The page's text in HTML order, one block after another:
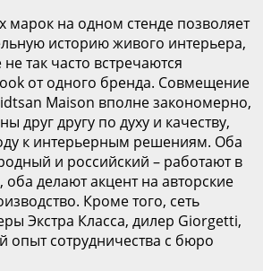
марок на одном стенде позволяет
историю живого интерьера,
так часто встречаются
от одного бренда. Совмещение
Maison вполне закономерно,
друг другу по духу и качеству,
к интерьерным решениям. Оба
и российский – работают в
делают акцент на авторские
Кроме того, сеть
Экстра Класса, дилер Giorgetti,
опыт сотрудничества с бюро